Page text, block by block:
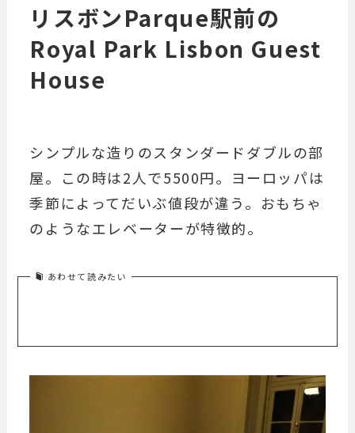
リスボンParque駅前の
Royal Park Lisbon Guest
House
シンプルな造りのスタンダードダブルの部
屋。この時は2人で5500円。ヨーロッパは
季節によってだいぶ値段が違う。おもちゃ
のようなエレベーターが特徴的。
あわせて読みたい